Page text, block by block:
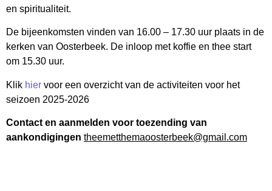
en spiritualiteit.
De bijeenkomsten vinden van 16.00 – 17.30 uur plaats in de
kerken van Oosterbeek. De inloop met koffie en thee start
om 15.30 uur.
Klik hier voor een overzicht van de activiteiten voor het
seizoen 2025-2026
Contact en aanmelden voor toezending van
aankondigingen theemetthemaoosterbeek@gmail.com